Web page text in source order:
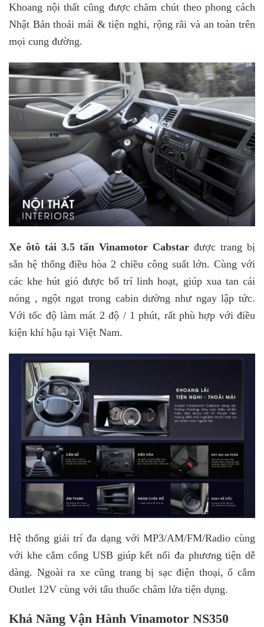
Khoang nội thất cũng được chăm chút theo phong cách
Nhật Bản thoải mái & tiện nghi, rộng rãi và an toàn trên
mọi cung đường.
Xe ôtô tải 3.5 tấn Vinamotor Cabstar được trang bị
sẵn hệ thống điều hòa 2 chiều công suất lớn. Cùng với
các khe hút gió được bố trí linh hoạt, giúp xua tan cái
nóng , ngột ngạt trong cabin dường như ngay lập tức.
Với tốc độ làm mát 2 độ / 1 phút, rất phù hợp với điều
kiện khí hậu tại Việt Nam.
Hệ thống giải trí đa dạng với MP3/AM/FM/Radio cùng
với khe cắm cổng USB giúp kết nối đa phương tiện dễ
dàng. Ngoài ra xe cũng trang bị sạc điện thoại, ổ cắm
Outlet 12V cùng với tẩu thuốc châm lửa tiện dụng.
Khả Năng Vận Hành Vinamotor NS350